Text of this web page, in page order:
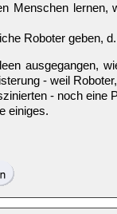
Menschen
Roboter geben,
ausgegangen,
- weil
- noch eine
einiges.